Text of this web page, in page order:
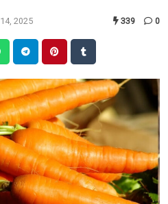
2025 339 0